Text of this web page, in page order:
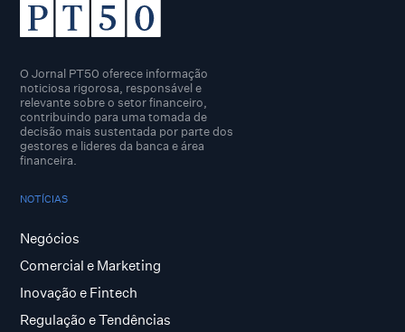
O Jornal PT50 oferece informação
noticiosa rigorosa, responsável e
relevante sobre o setor financeiro,
contribuindo para uma tomada de
decisão mais sustentada por parte dos
gestores e lideres da banca e área
financeira.
NOTÍCIAS
Negócios
Comercial e Marketing
Inovação e Fintech
Regulação e Tendências